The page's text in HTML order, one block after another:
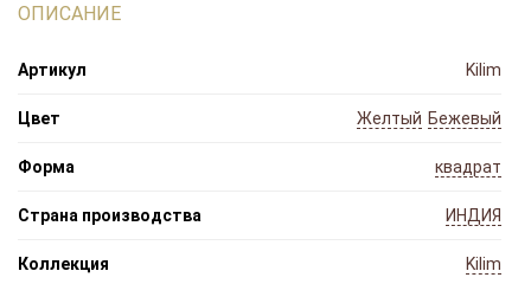
ОПИСАНИЕ
Артикул Kilim
Цвет Бежевый
Желтый
Форма квадрат
Страна производства ИНДИЯ
Коллекция Kilim